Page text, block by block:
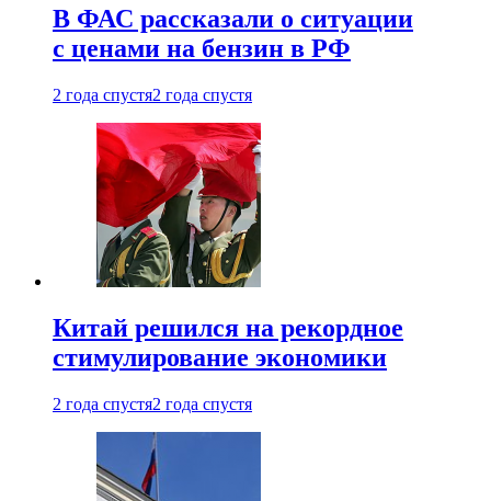
В ФАС рассказали о ситуации
с ценами на бензин в РФ
2 года спустя2 года спустя
Китай решился на рекордное
стимулирование экономики
2 года спустя2 года спустя